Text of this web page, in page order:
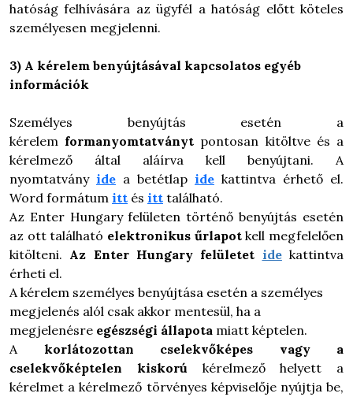
hatóság felhívására az ügyfél a hatóság előtt köteles
személyesen megjelenni.
3) A kérelem benyújtásával kapcsolatos egyéb
információk
Személyes benyújtás esetén a
kérelem formanyomtatványt pontosan kitöltve és a
kérelmező által aláírva kell benyújtani. A
nyomtatvány ide a betétlap ide kattintva érhető el.
Word formátum itt és itt található.
Az Enter Hungary felületen történő benyújtás esetén
az ott található elektronikus űrlapotkell megfelelően
kitölteni. Az Enter Hungary felületet ide kattintva
érheti el.
A kérelem személyes benyújtása esetén a személyes
megjelenés alól csak akkor mentesül, ha a
megjelenésre egészségi állapota miatt képtelen.
A korlátozottan cselekvőképes vagy a
cselekvőképtelen kiskorú kérelmező helyett a
kérelmet a kérelmező törvényes képviselője nyújtja be,